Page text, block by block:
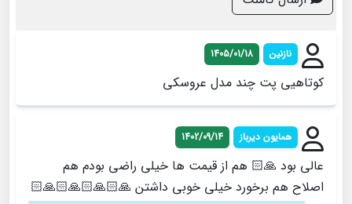
نازنین 1405/01/18
کوتاهیی پت چند مدل عروسکی
همایون دیرباز 1402/09/14
عالی بود 🙏🏻 هم از قیمت ها خیلی راضی بودم هم
اصلاح هم برخورد خیلی خوبی داشتن 🙏🏻🙏🏻🙏🏻🙏🏻